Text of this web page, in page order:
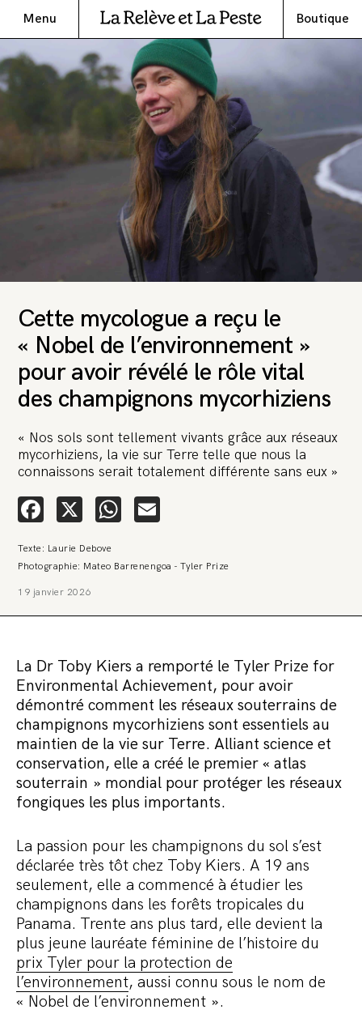
Menu Boutique
Cette mycologue a reçu le
« Nobel de l’environnement »
pour avoir révélé le rôle vital
des champignons mycorhiziens
« Nos sols sont tellement vivants grâce aux réseaux
mycorhiziens, la vie sur Terre telle que nous la
connaissons serait totalement différente sans eux »
Facebook
X WhatsApp
Texte: Laurie Debove
Photographie: Mateo Barrenengoa - Tyler Prize
19 janvier 2026
La Dr Toby Kiers a remporté le Tyler Prize for
Environmental Achievement, pour avoir
démontré comment les réseaux souterrains de
champignons mycorhiziens sont essentiels au
maintien de la vie sur Terre. Alliant science et
conservation, elle a créé le premier « atlas
souterrain » mondial pour protéger les réseaux
fongiques les plus importants.
La passion pour les champignons du sol s’est
déclarée très tôt chez Toby Kiers. A 19 ans
seulement, elle a commencé à étudier les
champignons dans les forêts tropicales du
Panama. Trente ans plus tard, elle devient la
plus jeune lauréate féminine de l’histoire du
prix Tyler pour la protection de
l’environnement, aussi connu sous le nom de
« Nobel de l’environnement ».
multinationale tente d’anéantir La
Relève et La Peste 🤯
🔥 Le groupe Pierre Fabre, qui pèse 3,2 milliards d’euros, nous
attaque en justice. Vous savez comment cela s’appelle ?
Une procédure bâillon. Notre tort ? Avoir voulu protéger
l’anonymat d’un habitant inquiet pour sa santé. Et aujourd’hui elle
veut nous faire taire. Cette procédure bâillon vise à nous affaiblir et,
Continuer de lire l’article
Commander le pack